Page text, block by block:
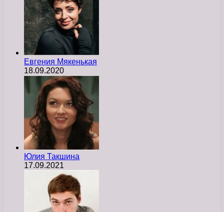
Евгения Мякенькая
18.09.2020
Юлия Такшина
17.09.2021